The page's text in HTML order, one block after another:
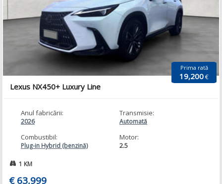
Prima rată
19,200€
Lexus NX450+ Luxury Line
Anul fabricării:
2026
Transmisie:
Automată
Combustibil:
Plug-in Hybrid (benzină)
Motor:
2.5
1 KM
€ 63,999